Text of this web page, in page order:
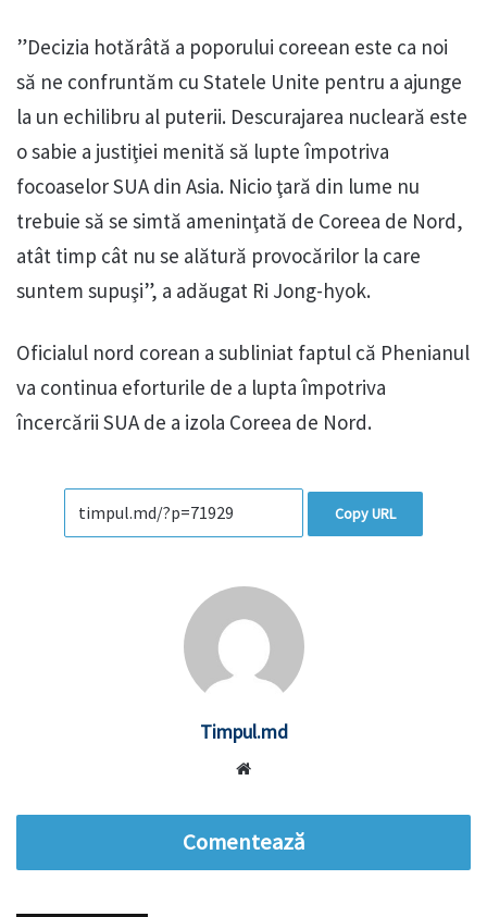
”Decizia hotărâtă a poporului coreean este ca noi
să ne confruntăm cu Statele Unite pentru a ajunge
la un echilibru al puterii. Descurajarea nucleară este
o sabie a justiţiei menită să lupte împotriva
focoaselor SUA din Asia. Nicio ţară din lume nu
trebuie să se simtă ameninţată de Coreea de Nord,
atât timp cât nu se alătură provocărilor la care
suntem supuşi”, a adăugat Ri Jong-hyok.
Oficialul nord corean a subliniat faptul că Phenianul
va continua eforturile de a lupta împotriva
încercării SUA de a izola Coreea de Nord.
Copy URL
Timpul.md
Comentează